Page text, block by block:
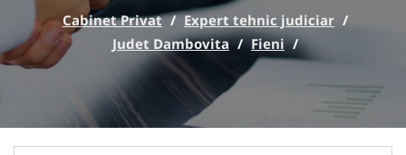
Cabinet Privat / Expert tehnic judiciar /
Judet Dambovita / Fieni /